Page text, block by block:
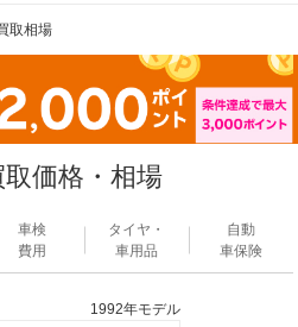
取相場
価格・相場
車検
費用
タイヤ・
車用品
自動
車保険
1992年モデル